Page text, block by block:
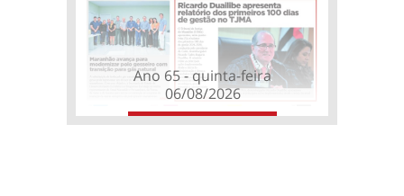
Ano 65 - quinta-feira
06/08/2026